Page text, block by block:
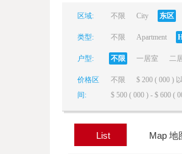
区域: 不限 City 东区
类型: 不限 Apartment
户型: 不限 一居室 二
价格区
间:
不限 $ 200 ( 000 )
$ 500 ( 000 ) - $ 600 (
List Map 地